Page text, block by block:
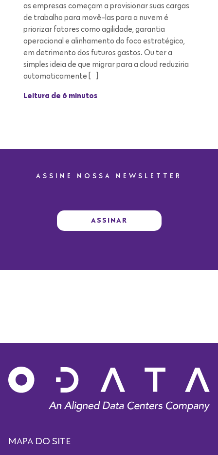
as empresas começam a provisionar suas cargas
de trabalho para movê-las para a nuvem é
priorizar fatores como agilidade, garantia
operacional e alinhamento do foco estratégico,
em detrimento dos futuros gastos. Ou ter a
simples ideia de que migrar para a cloud reduziria
automaticamente […]
Leitura de 6 minutos
ASSINE NOSSA NEWSLETTER
ASSINAR
MAPA DO SITE